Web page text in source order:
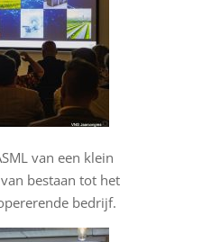
van een klein
bestaan tot het
bedrijf.